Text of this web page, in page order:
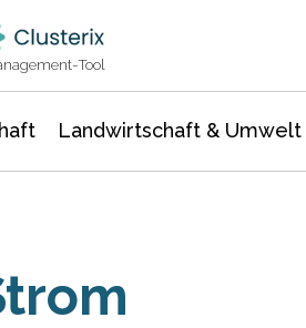
Tool
Landwirtschaft & Umwelt